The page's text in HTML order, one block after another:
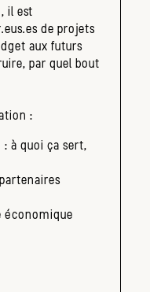
il est
de projets
aux futurs
par quel bout
:
à quoi ça sert,
économique